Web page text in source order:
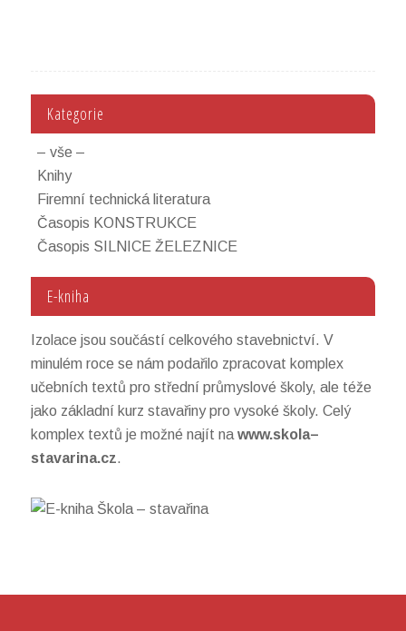
Kategorie
– vše –
Knihy
Firemní technická literatura
Časopis KONSTRUKCE
Časopis SILNICE ŽELEZNICE
E-kniha
Izolace jsou součástí celkového stavebnictví. V
minulém roce se nám podařilo zpracovat komplex
učebních textů pro střední průmyslové školy, ale téže
jako základní kurz stavařiny pro vysoké školy. Celý
komplex textů je možné najít na www.skola–
stavarina.cz.